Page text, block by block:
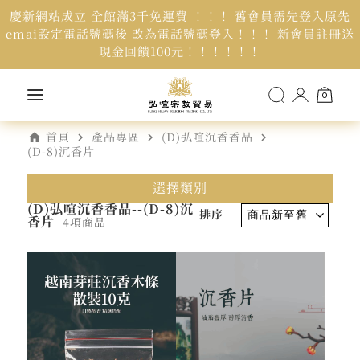
慶新網站成立 全館滿3千免運費 ！！！ 舊會員需先登入原先
emai設定電話號碼後 改為電話號碼登入！！！ 新會員註冊送
現金回饋100元！！！！！！
0
home 首頁 navigate_next 產品專區 navigate_next (D)弘喧沉香香品 navigate_next
(D-8)沉香片
選擇類別
(D)弘喧沉香香品--(D-8)沉
香片
4項商品
排序